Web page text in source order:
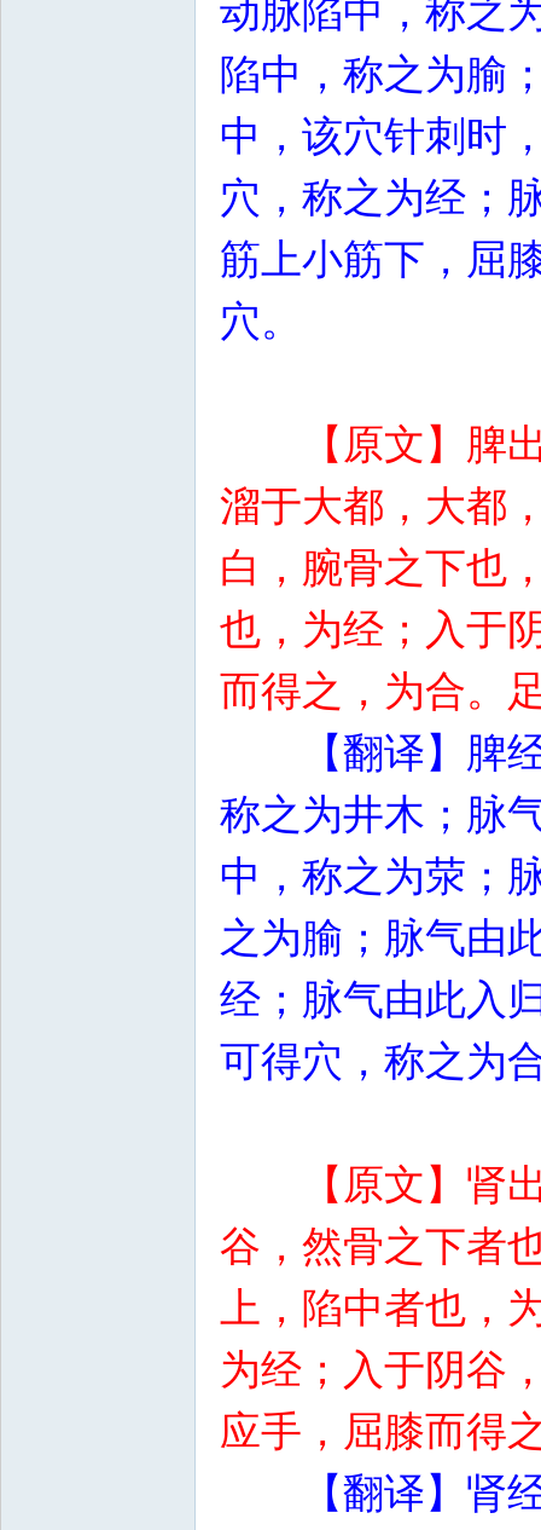
动脉陷中，称之
陷中，称之为腧
中，该穴针刺时
穴，称之为经；
筋上小筋下，屈
穴。
【原文】脾
溜于大都，大都
白，腕骨之下也
也，为经；入于
而得之，为合。
【翻译】脾
称之为井木；脉
中，称之为荥；
之为腧；脉气由
经；脉气由此入
可得穴，称之为
【原文】肾
谷，然骨之下者
上，陷中者也，
为经；入于阴谷
应手，屈膝而得
【翻译】肾